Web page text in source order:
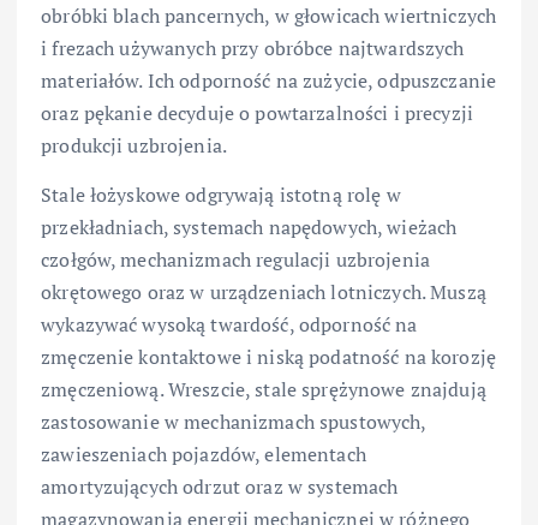
obróbki blach pancernych, w głowicach wiertniczych
i frezach używanych przy obróbce najtwardszych
materiałów. Ich odporność na zużycie, odpuszczanie
oraz pękanie decyduje o powtarzalności i precyzji
produkcji uzbrojenia.
Stale łożyskowe odgrywają istotną rolę w
przekładniach, systemach napędowych, wieżach
czołgów, mechanizmach regulacji uzbrojenia
okrętowego oraz w urządzeniach lotniczych. Muszą
wykazywać wysoką twardość, odporność na
zmęczenie kontaktowe i niską podatność na korozję
zmęczeniową. Wreszcie, stale sprężynowe znajdują
zastosowanie w mechanizmach spustowych,
zawieszeniach pojazdów, elementach
amortyzujących odrzut oraz w systemach
magazynowania energii mechanicznej w różnego